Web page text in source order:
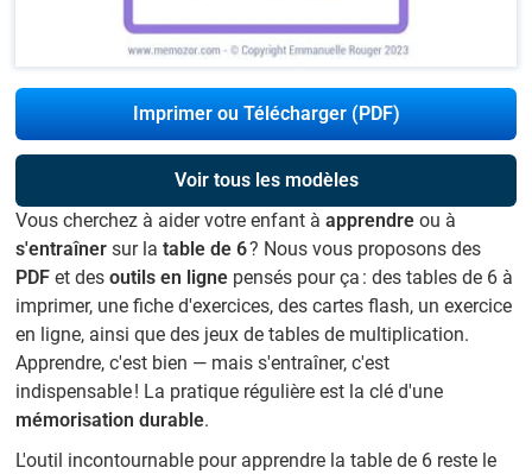
Imprimer ou Télécharger (PDF)
Voir tous les modèles
Vous cherchez à aider votre enfant àapprendre ou à
s'entraîner sur latable de 6? Nous vous proposons des
PDF et desoutils en ligne pensés pour ça : des tables de 6 à
imprimer, une fiche d'exercices, des cartes flash, un exercice
en ligne, ainsi que des jeux de tables de multiplication.
Apprendre, c'est bien — mais s'entraîner, c'est
indispensable ! La pratique régulière est la clé d'une
mémorisation durable.
L'outil incontournable pour apprendre la table de 6 reste le